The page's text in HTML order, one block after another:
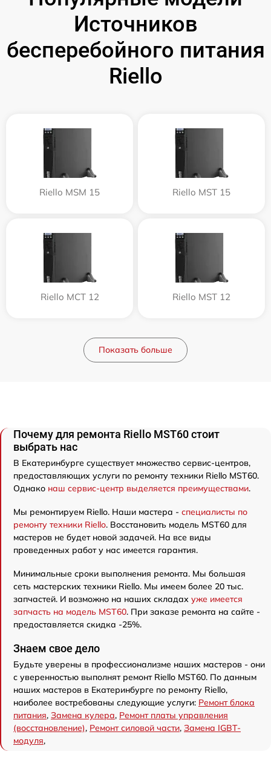
Источников
бесперебойного питания
Riello
Riello MSM 15 Riello MST 15
Riello MCT 12 Riello MST 12
Показать больше
Почему для ремонта Riello MST60 стоит
выбрать нас
В Екатеринбурге существует множество сервис-центров,
предоставляющих услуги по ремонту техники Riello MST60.
Однако наш сервис-центр выделяется преимуществами.
Мы ремонтируем Riello. Наши мастера - специалисты по
ремонту техники Riello. Восстановить модель MST60 для
мастеров не будет новой задачей. На все виды
проведенных работ у нас имеется гарантия.
Минимальные сроки выполнения ремонта. Мы большая
сеть мастерских техники Riello. Мы имеем более 20 тыс.
запчастей. И возможно на наших складах уже имеется
запчасть на модель MST60. При заказе ремонта на сайте -
предоставляется скидка -25%.
Знаем свое дело
Будьте уверены в профессионализме наших мастеров - они
с уверенностью выполнят ремонт Riello MST60. По данным
наших мастеров в Екатеринбурге по ремонту Riello,
наиболее востребованы следующие услуги: Ремонт блока
питания, Замена кулера, Ремонт платы управления
(восстановление), Ремонт силовой части, Замена IGBT-
модуля,